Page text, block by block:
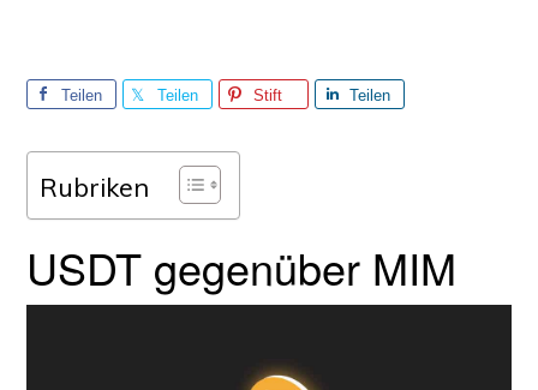
Teilen
Teilen
Stift
Teilen
Rubriken
USDT gegenüber MIM